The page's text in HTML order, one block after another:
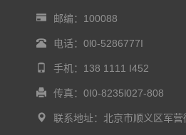
邮编：100088
电话：0l0-5286777I
手机：138 1111 I452
传真：0I0-8235l027-808
联系地址：北京市顺义区军